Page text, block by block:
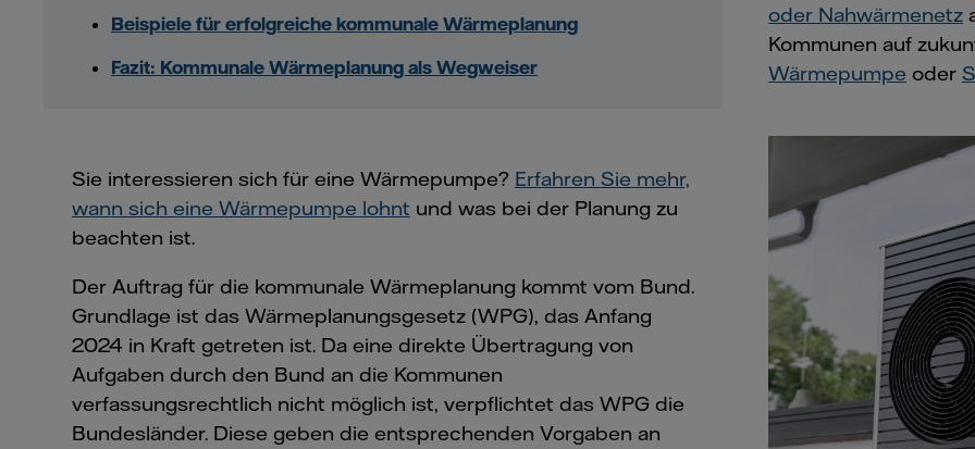
Beispiele für erfolgreiche kommunale Wärmeplanung
Fazit: Kommunale Wärmeplanung als Wegweiser
oder Nahwärmenetz
Kommunen auf
Wärmepumpe oder
Sie interessieren sich für eine Wärmepumpe? Erfahren Sie mehr,
wann sich eine Wärmepumpe lohnt und was bei der Planung zu
beachten ist.
Der Auftrag für die kommunale Wärmeplanung kommt vom Bund.
Grundlage ist das Wärmeplanungsgesetz (WPG), das Anfang
2024 in Kraft getreten ist. Da eine direkte Übertragung von
Aufgaben durch den Bund an die Kommunen
verfassungsrechtlich nicht möglich ist, verpflichtet das WPG die
Bundesländer. Diese geben die entsprechenden Vorgaben an